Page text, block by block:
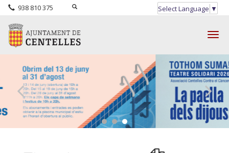
938 810 375 Select Language ▼